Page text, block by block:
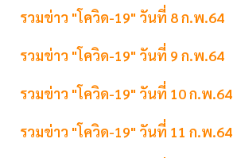
รวมข่าว "โควิด-19" วันที่ 8 ก.พ.64
รวมข่าว "โควิด-19" วันที่ 9 ก.พ.64
รวมข่าว "โควิด-19" วันที่ 10 ก.พ.64
รวมข่าว "โควิด-19" วันที่ 11 ก.พ.64